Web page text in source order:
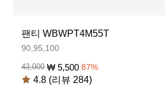
팬티 WBWPT4M55T
90,95,100
43,000 ₩ 5,500 87%
4.8 (리뷰 284)